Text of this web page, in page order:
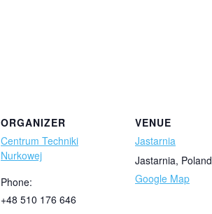
ORGANIZER
Centrum Techniki
Nurkowej
Phone:
+48 510 176 646
VENUE
Jastarnia
Jastarnia, Poland
Google Map